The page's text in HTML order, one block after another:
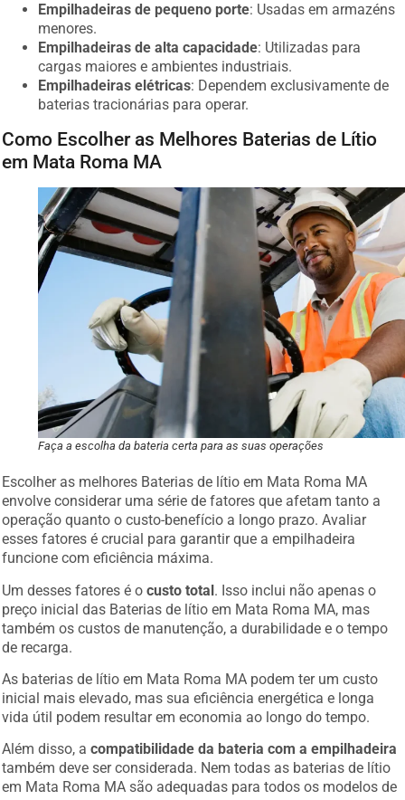
Empilhadeiras de pequeno porte: Usadas em armazéns
menores.
Empilhadeiras de alta capacidade: Utilizadas para
cargas maiores e ambientes industriais.
Empilhadeiras elétricas: Dependem exclusivamente de
baterias tracionárias para operar.
Como Escolher as Melhores Baterias de Lítio
em Mata Roma MA
Faça a escolha da bateria certa para as suas operações
Escolher as melhores Baterias de lítio em Mata Roma MA
envolve considerar uma série de fatores que afetam tanto a
operação quanto o custo-benefício a longo prazo. Avaliar
esses fatores é crucial para garantir que a empilhadeira
funcione com eficiência máxima.
Um desses fatores é ocusto total. Isso inclui não apenas o
preço inicial das Baterias de lítio em Mata Roma MA, mas
também os custos de manutenção, a durabilidade e o tempo
de recarga.
As baterias de lítio em Mata Roma MA podem ter um custo
inicial mais elevado, mas sua eficiência energética e longa
vida útil podem resultar em economia ao longo do tempo.
Além disso, acompatibilidade da bateria com a empilhadeira
também deve ser considerada. Nem todas as baterias de lítio
em Mata Roma MA são adequadas para todos os modelos de